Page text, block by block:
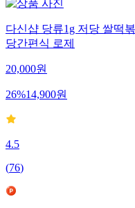
다신샵 당류1g 저당 쌀떡
당간편식 로제
20,000원
26%14,900원
4.5
(76)